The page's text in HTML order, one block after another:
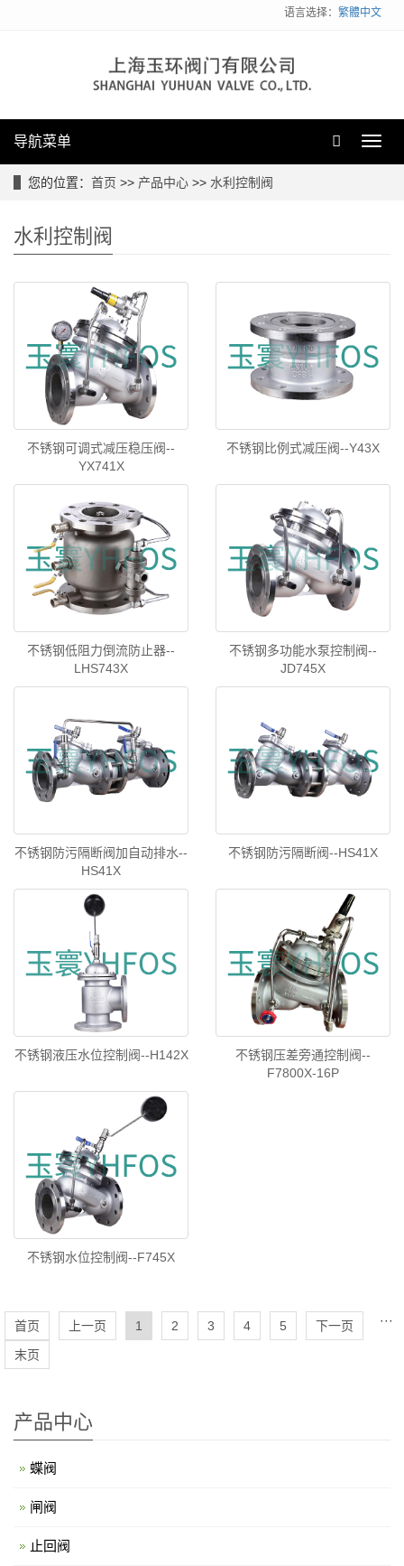
语言选择： 繁體中文
导航菜单
您的位置： 首页 >> 产品中心 >> 水利控制阀
水利控制阀
不锈钢可调式减压稳压阀--
YX741X
不锈钢比例式减压阀--Y43X
不锈钢低阻力倒流防止器--
LHS743X
不锈钢多功能水泵控制阀--
JD745X
不锈钢防污隔断阀加自动排水--
HS41X
不锈钢防污隔断阀--HS41X
不锈钢液压水位控制阀--H142X
不锈钢压差旁通控制阀--
F7800X-16P
不锈钢水位控制阀--F745X
首页 上一页 1 2 3 4 5 ···
下一页
末页
产品中心
蝶阀
闸阀
止回阀